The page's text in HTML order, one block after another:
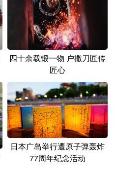
四十余载锻一物 户撒刀匠传
匠心
日本广岛举行遭原子弹轰炸
77周年纪念活动